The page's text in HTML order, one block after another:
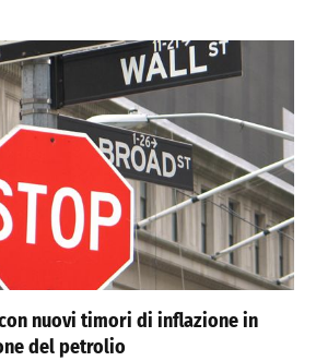
nuovi timori di inflazione in
del petrolio